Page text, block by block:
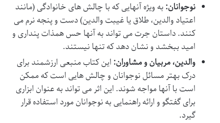
نوجوانان: به ویژه آنهایی که با چالش های خانوادگی (مانند
اعتیاد والدین، طلاق یا غیبت والدین) دست و پنجه نرم می
کنند. داستان جرت می تواند به آنها حس همذات پنداری و
امید ببخشد و نشان دهد که تنها نیستند.
والدین، مربیان و مشاوران: این کتاب منبعی ارزشمند برای
درک بهتر مسائل نوجوانان و چالش هایی است که ممکن
است با آنها مواجه شوند. این اثر می تواند به عنوان ابزاری
برای گفتگو و ارائه راهنمایی به نوجوانان مورد استفاده قرار
گیرد.